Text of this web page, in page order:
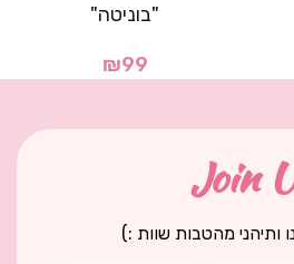
"בוניטה"
₪99
Join
ותיהני מהטבות שוות :)